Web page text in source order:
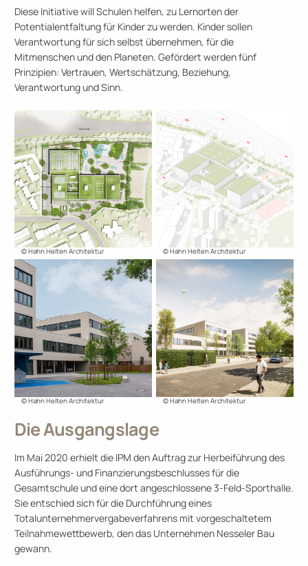
Diese Initiative will Schulen helfen, zu Lernorten der
Potentialentfaltung für Kinder zu werden. Kinder sollen
Verantwortung für sich selbst übernehmen, für die
Mitmenschen und den Planeten. Gefördert werden fünf
Prinzipien: Vertrauen, Wertschätzung, Beziehung,
Verantwortung und Sinn.
© Hahn Helten Architektur © Hahn Helten Architektur
© Hahn Helten Architektur © Hahn Helten Architektur
Die Ausgangslage
Im Mai 2020 erhielt die IPM den Auftrag zur Herbeiführung des
Ausführungs- und Finanzierungsbeschlusses für die
Gesamtschule und eine dort angeschlossene 3-Feld-Sporthalle.
Sie entschied sich für die Durchführung eines
Totalunternehmervergabeverfahrens mit vorgeschaltetem
Teilnahmewettbewerb, den das Unternehmen Nesseler Bau
gewann.